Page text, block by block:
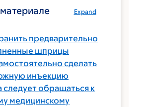
Expand
предварительно
шприцы
сделать
инъекцию
следует обращаться к
медицинскому